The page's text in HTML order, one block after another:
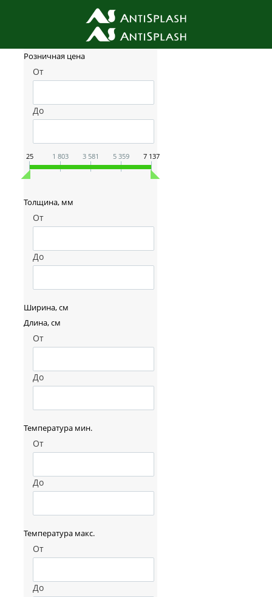
Фильтр товаров
Розничная цена
От
До
25 1 803 3 581 5 359 7 137
Толщина, мм
От
До
Ширина, см
Длина, см
От
До
Температура мин.
От
До
Температура макс.
От
До